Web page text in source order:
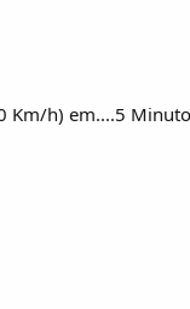
Km/h) em....5